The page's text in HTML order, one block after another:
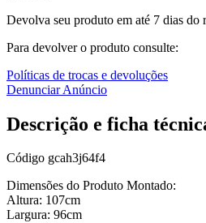
Devolva seu produto em até 7 dias do
Para devolver o produto consulte:
Políticas de trocas e devoluções
Denunciar Anúncio
Descrição e ficha
Código gcah3j64f4
Dimensões do Produto Montado:
Altura: 107cm
Largura: 96cm